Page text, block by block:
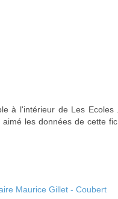
à l'intérieur de Les
aimé les données de cette
Maurice Gillet - Coubert